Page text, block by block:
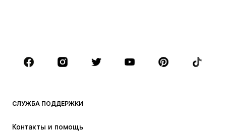
ОДЕЖДА
Куртки
СЛУЖБА ПОДДЕРЖКИ
Контакты и помощь